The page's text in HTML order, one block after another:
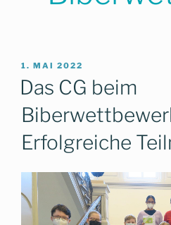
VERÖFFENTLICHT
AM
1. MAI 2022
Das CG beim
Erfolgreiche